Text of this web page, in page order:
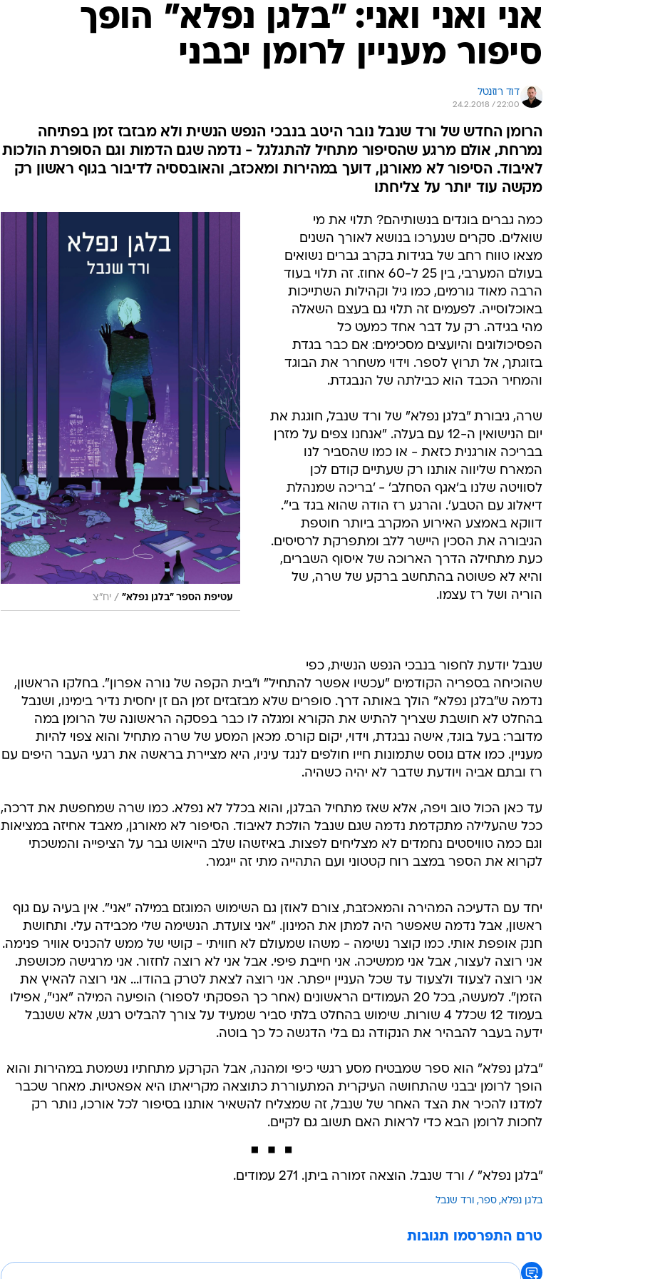
אני ואני ואני: "בלגן נפלא" הופך
סיפור מעניין לרומן יבבני
דוד רוזנטל
24.2.2018 / 22:00
הרומן החדש של ורד שנבל נובר היטב בנבכי הנפש הנשית ולא מבזבז זמן בפתיחה
נמרחת, אולם מרגע שהסיפור מתחיל להתגלגל - נדמה שגם הדמות וגם הסופרת הולכות
לאיבוד. הסיפור לא מאורגן, דועך במהירות ומאכזב, והאובססיה לדיבור בגוף ראשון רק
מקשה עוד יותר על צליחתו
עטיפת הספר "בלגן נפלא" / יח"צ
כמה גברים בוגדים בנשותיהם? תלוי את מי
שואלים. סקרים שנערכו בנושא לאורך השנים
מצאו טווח רחב של בגידות בקרב גברים נשואים
בעולם המערבי, בין 25 ל-60 אחוז. זה תלוי בעוד
הרבה מאוד גורמים, כמו גיל וקהילות השתייכות
באוכלוסייה. לפעמים זה תלוי גם בעצם השאלה
מהי בגידה. רק על דבר אחד כמעט כל
הפסיכולוגים והיועצים מסכימים: אם כבר בגדת
בזוגתך, אל תרוץ לספר. וידוי משחרר את הבוגד
והמחיר הכבד הוא כבילתה של הנבגדת.
שרה, גיבורת "בלגן נפלא" של ורד שנבל, חוגגת את
יום הנישואין ה-12 עם בעלה. "אנחנו צפים על מזרן
בבריכה אורגנית כזאת - או כמו שהסביר לנו
המארח שליווה אותנו רק שעתיים קודם לכן
לסוויטה שלנו ב'אגף הסחלב' - 'בריכה שמנהלת
דיאלוג עם הטבע'. והרגע רז הודה שהוא בגד בי".
דווקא באמצע האירוע המקרב ביותר חוטפת
הגיבורה את הסכין היישר ללב ומתפרקת לרסיסים.
כעת מתחילה הדרך הארוכה של איסוף השברים,
והיא לא פשוטה בהתחשב ברקע של שרה, של
הוריה ושל רז עצמו.
שנבל יודעת לחפור בנבכי הנפש הנשית, כפי
שהוכיחה בספריה הקודמים "עכשיו אפשר להתחיל" ו"בית הקפה של נורה אפרון". בחלקו הראשון,
נדמה ש"בלגן נפלא" הולך באותה דרך. סופרים שלא מבזבזים זמן הם זן יחסית נדיר בימינו, ושנבל
בהחלט לא חושבת שצריך להתיש את הקורא ומגלה לו כבר בפסקה הראשונה של הרומן במה
מדובר: בעל בוגד, אישה נבגדת, וידוי, יקום קורס. מכאן המסע של שרה מתחיל והוא צפוי להיות
מעניין. כמו אדם גוסס שתמונות חייו חולפים לנגד עיניו, היא מציירת בראשה את רגעי העבר היפים עם
רז ובתם אביה ויודעת שדבר לא יהיה כשהיה.
עד כאן הכול טוב ויפה, אלא שאז מתחיל הבלגן, והוא בכלל לא נפלא. כמו שרה שמחפשת את דרכה,
ככל שהעלילה מתקדמת נדמה שגם שנבל הולכת לאיבוד. הסיפור לא מאורגן, מאבד אחיזה במציאות
וגם כמה טוויסטים נחמדים לא מצליחים לפצות. באיזשהו שלב הייאוש גבר על הציפייה והמשכתי
לקרוא את הספר במצב רוח קטטוני ועם התהייה מתי זה ייגמר.
יחד עם הדעיכה המהירה והמאכזבת, צורם לאוזן גם השימוש המוגזם במילה "אני". אין בעיה עם גוף
ראשון, אבל נדמה שאפשר היה למתן את המינון. "אני צועדת. הנשימה שלי מכבידה עלי. ותחושת
חנק אופפת אותי. כמו קוצר נשימה - משהו שמעולם לא חוויתי - קושי של ממש להכניס אוויר פנימה.
אני רוצה לעצור, אבל אני ממשיכה. אני חייבת פיפי. אבל אני לא רוצה לחזור. אני מרגישה מכושפת.
אני רוצה לצעוד ולצעוד עד שכל העניין ייפתר. אני רוצה לצאת לטרק בהודו... אני רוצה להאיץ את
הזמן". למעשה, בכל 20 העמודים הראשונים (אחר כך הפסקתי לספור) הופיעה המילה "אני", אפילו
בעמוד 12 שכלל 4 שורות. שימוש בהחלט בלתי סביר שמעיד על צורך להבליט רגש, אלא ששנבל
ידעה בעבר להבהיר את הנקודה גם בלי הדגשה כל כך בוטה.
"בלגן נפלא" הוא ספר שמבטיח מסע רגשי כיפי ומהנה, אבל הקרקע מתחתיו נשמטת במהירות והוא
הופך לרומן יבבני שהתחושה העיקרית המתעוררת כתוצאה מקריאתו היא אפאטיות. מאחר שכבר
למדנו להכיר את הצד האחר של שנבל, זה שמצליח להשאיר אותנו בסיפור לכל אורכו, נותר רק
לחכות לרומן הבא כדי לראות האם תשוב גם לקיים.
"בלגן נפלא" / ורד שנבל. הוצאה זמורה ביתן. 271 עמודים.
בלגן נפלא ספר ורד שנבל
טרם התפרסמו תגובות